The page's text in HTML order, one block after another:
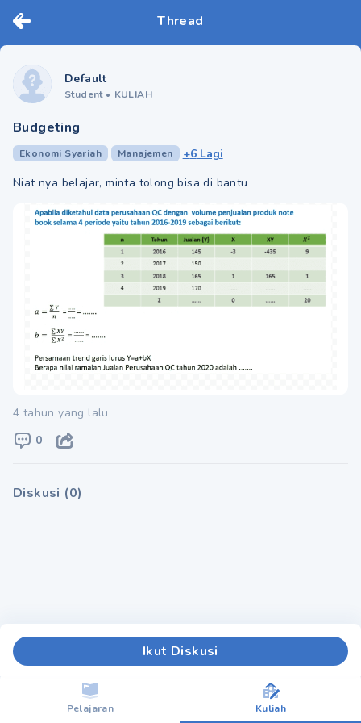
Thread
Default
Student • KULIAH
Budgeting
Ekonomi Syariah Manajemen +6Lagi
Niat nya belajar, minta tolong bisa di bantu
4 tahun yang lalu
0
Diskusi (0)
Ikut Diskusi
Pelajaran Kuliah